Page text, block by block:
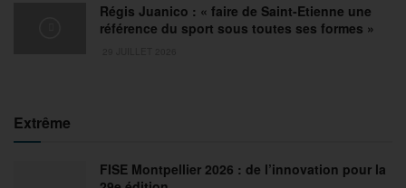
Régis Juanico : « faire de Saint-Etienne une
référence du sport sous toutes ses formes »
Extrême
FISE Montpellier 2026 : de l’innovation pour la